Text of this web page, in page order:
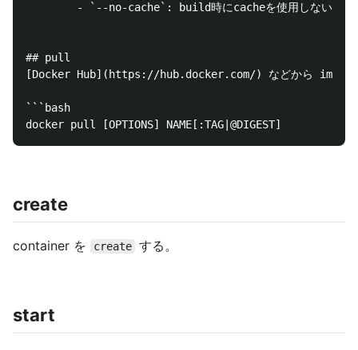
- `--no-cache`: build時にcacheを使用しないよ
## pull
[Docker Hub](https://hub.docker.com/) などから
```bash
create
container を create する。
start